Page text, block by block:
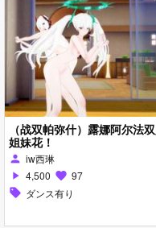
（战双帕弥什）露娜阿尔法
姐妹花！
person iw西琳
play_arrow 4,500 favorite 97
sell ダンス有り